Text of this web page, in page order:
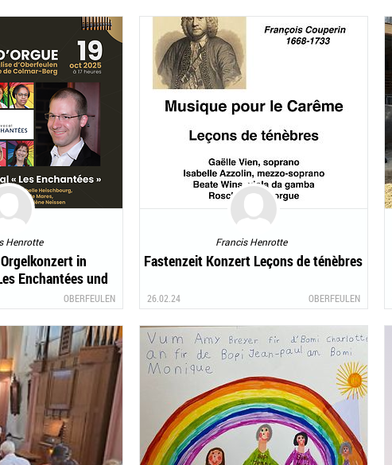
Henrotte
in
Enchantées und
OBERFEULEN
Francis Henrotte
Fastenzeit Konzert Leçons de ténèbres
26.02.24 OBERFEULEN